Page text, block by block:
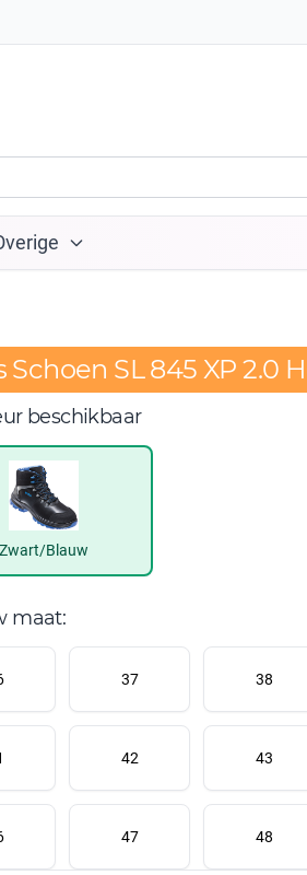
Schoen SL 845 XP 2.0
beschikbaar
Zwart/Blauw
maat:
37 38
42 43
47 48